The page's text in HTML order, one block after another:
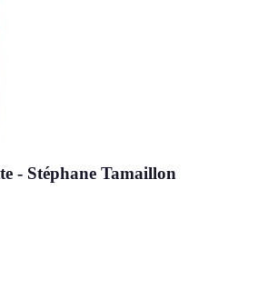
- Stéphane Tamaillon